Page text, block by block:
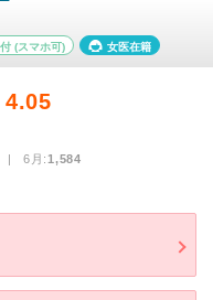
(スマホ可) 女医在籍
4.05
| 6月:1,584